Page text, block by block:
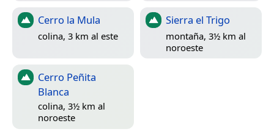
Cerro la Mula
colina, 3 km al este
Sierra el Trigo
montaña, 3½ km al
noroeste
Cerro Peñita
Blanca
colina, 3½ km al
noroeste